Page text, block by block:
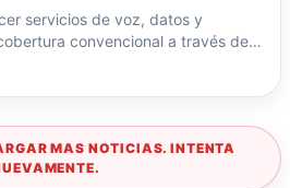
servicios de voz, datos y
convencional a través de…
MAS NOTICIAS. INTENTA